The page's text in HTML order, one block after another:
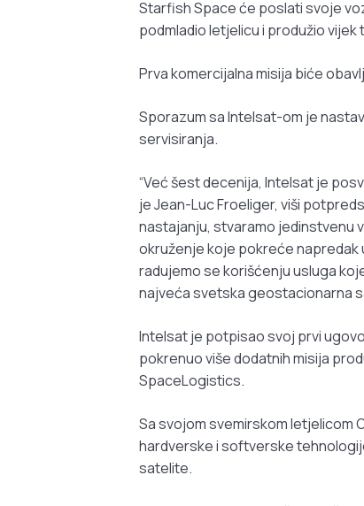
Starfish Space će poslati svoje
podmladio letjelicu i produžio vijek
Prva komercijalna misija biće
Sporazum sa Intelsat-om je
servisiranja.
“Već šest decenija, Intelsat je
je Jean-Luc Froeliger, viši
nastajanju, stvaramo jedinstvenu
okruženje koje pokreće napredak
radujemo se korišćenju usluga
najveća svetska geostacionarna
Intelsat je potpisao svoj prvi
pokrenuo više dodatnih misija
SpaceLogistics.
Sa svojom svemirskom letjelicom
hardverske i softverske
satelite.